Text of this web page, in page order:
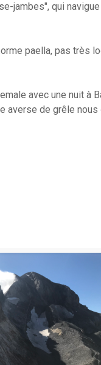
jambes", qui
paella, pas très
avec une nuit à
averse de grêle